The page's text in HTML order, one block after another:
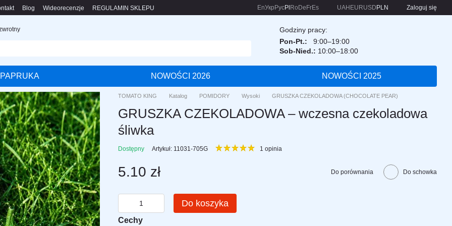
Blog Wideorecenzje REGULAMIN SKLEPU EnУкр РусPl Ro De FrEs UAH EURUSD PLN Zaloguj się
Godziny pracy:
Pon-Pt.:
9:00–19:00
Sob-Nied.: 10:00–18:00
PAPRUKA NOWOŚCI 2026 NOWOŚCI 2025
TOMATO KING Katalog POMIDORY Wysoki GRUSZKA CZEKOLADOWA (CHOCOLATE PEAR)
GRUSZKA CZEKOLADOWA – wczesna czekoladowa
śliwka
Dostępny Artykuł: 11031-705G 1 opinia
5.10 zł Do porównania Do schowka
Do koszyka
Cechy